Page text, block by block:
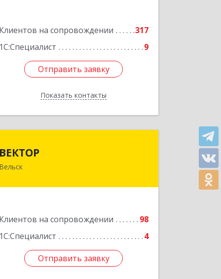
Клиентов на сопровождении
317
1С:Специалист
9
Отправить заявку
Показать контакты
Подробнее
Отправить заявку
Назад
ВЕКТОР
Вельск
Клиентов на сопровождении
98
1С:Специалист
4
Отправить заявку
165150, Архангельская обл, Вельский
Подробнее
Отправить заявку